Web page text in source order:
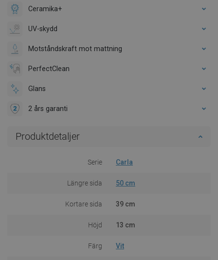
Ceramika+
UV-skydd
Motståndskraft mot mattning
PerfectClean
Glans
2 års garanti
Produktdetaljer
Serie Carla
Längre sida 50 cm
Kortare sida 39 cm
Höjd 13 cm
Färg Vit